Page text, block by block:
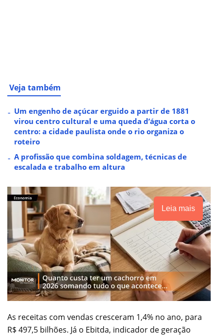
Veja também
Um engenho de açúcar erguido a partir de 1881
virou centro cultural e uma queda d’água corta o
centro: a cidade paulista onde o rio organiza o
roteiro
A profissão que combina soldagem, técnicas de
escalada e trabalho em altura
Leia mais
As receitas com vendas cresceram 1,4% no ano, para
R$ 497,5 bilhões. Já o Ebitda, indicador de geração